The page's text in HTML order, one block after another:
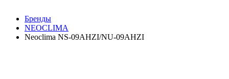
Бренды
NEOCLIMA
Neoclima NS-09AHZI/NU-09AHZI